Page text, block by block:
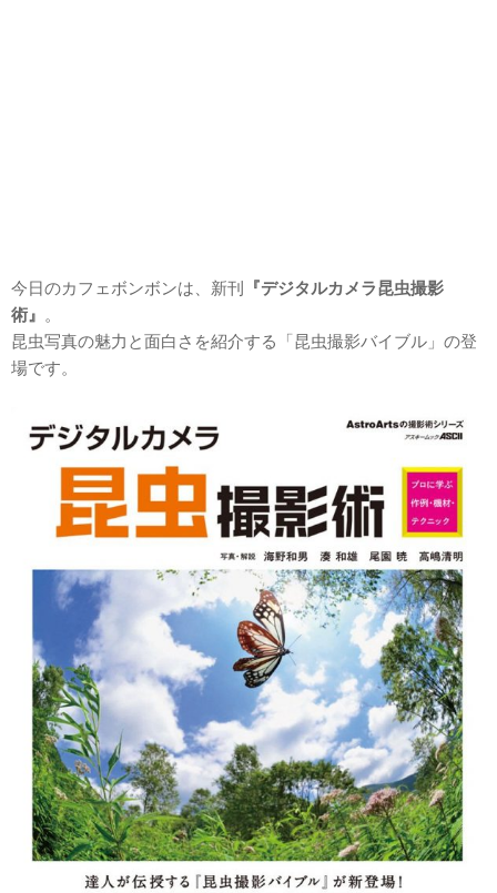
今日のカフェボンボンは、新刊
『デジタルカメラ昆虫撮影
術』 。
昆虫写真の魅力と面白さを紹介する「昆虫撮影バイブル」の登
場です。